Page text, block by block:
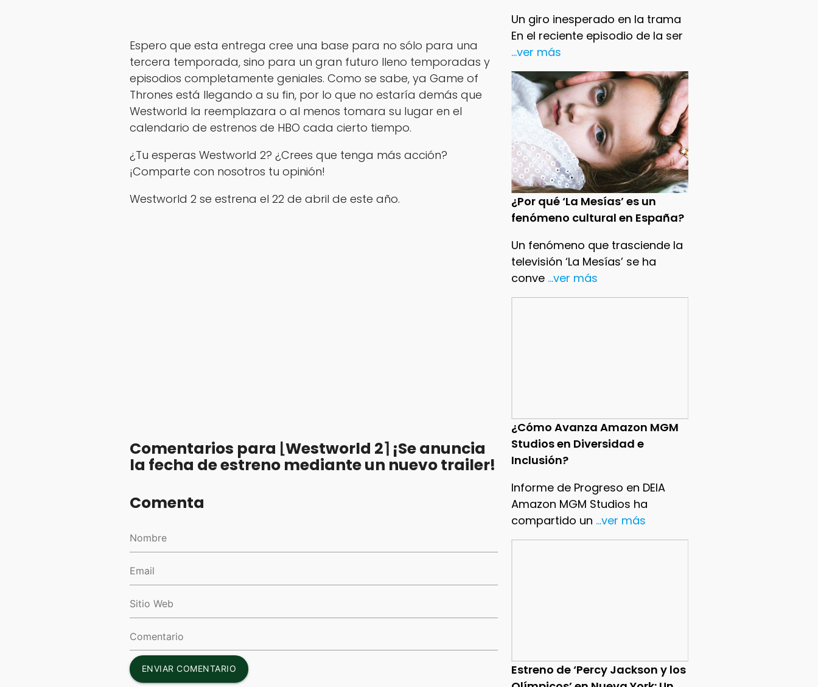
Un giro inesperado en la trama
En el reciente episodio de la ser
...ver más
¿Por qué ‘La Mesías’ es un
fenómeno cultural en España?
Un fenómeno que trasciende la
televisión ‘La Mesías’ se ha
conve ...ver más
¿Cómo Avanza Amazon MGM
Studios en Diversidad e
Inclusión?
Informe de Progreso en DEIA
Amazon MGM Studios ha
compartido un ...ver más
Estreno de ‘Percy Jackson y los
Espero que esta entrega cree una base para no sólo para una
tercera temporada, sino para un gran futuro lleno temporadas y
episodios completamente geniales. Como se sabe, ya Game of
Thrones está llegando a su fin, por lo que no estaría demás que
Westworld la reemplazara o al menos tomara su lugar en el
calendario de estrenos de HBO cada cierto tiempo.
¿Tu esperas Westworld 2? ¿Crees que tenga más acción?
¡Comparte con nosotros tu opinión!
Westworld 2 se estrena el 22 de abril de este año.
Comentarios para ⌊Westworld 2⌉ ¡Se anuncia
la fecha de estreno mediante un nuevo trailer!
Comenta
ENVIAR COMENTARIO